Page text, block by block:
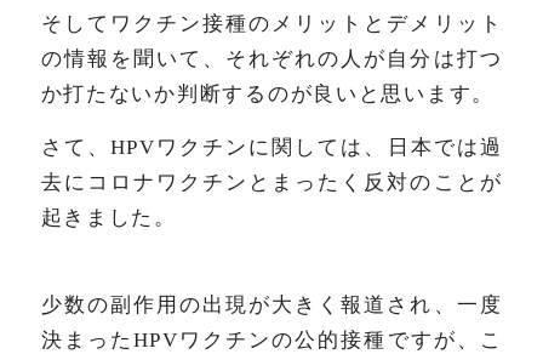
そしてワクチン接種のメリットとデメリット
の情報を聞いて、それぞれの人が自分は打つ
か打たないか判断するのが良いと思います。
さて、HPVワクチンに関しては、日本では過
去にコロナワクチンとまったく反対のことが
起きました。
少数の副作用の出現が大きく報道され、一度
決まったHPVワクチンの公的接種ですが、こ